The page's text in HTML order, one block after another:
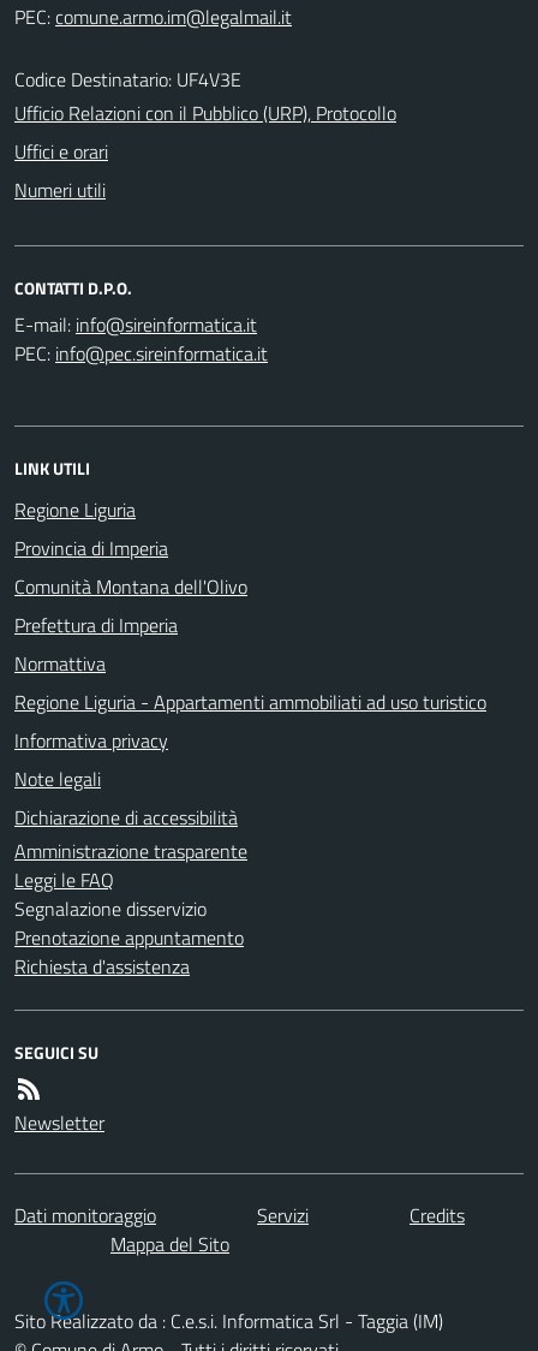
PEC:
Codice Destinatario: UF4V3E
Ufficio Relazioni con il Pubblico (URP), Protocollo
Uffici e orari
Numeri utili
CONTATTI D.P.O.
E-mail:
PEC:
LINK UTILI
Regione Liguria
Provincia di Imperia
Comunità Montana dell'Olivo
Prefettura di Imperia
Normattiva
Regione Liguria - Appartamenti ammobiliati ad uso turistico
Informativa privacy
Note legali
Dichiarazione di accessibilità
Amministrazione trasparente
Leggi le FAQ
Segnalazione disservizio
Prenotazione appuntamento
Richiesta d'assistenza
SEGUICI SU
Newsletter
Dati monitoraggio Servizi
Credits
Mappa del Sito
Sito Realizzato da : C.e.s.i. Informatica Srl - Taggia (IM)